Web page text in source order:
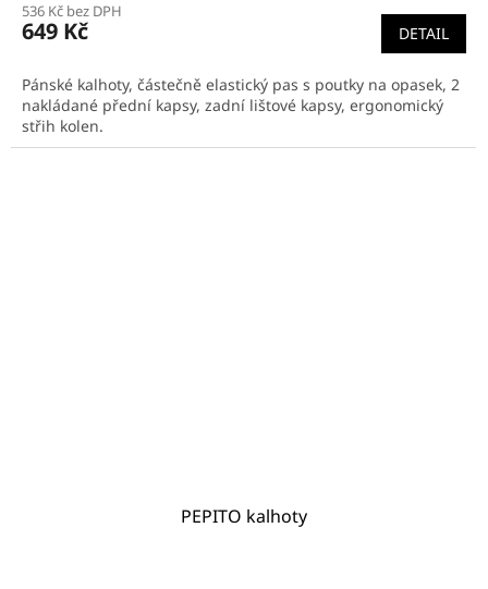
536 Kč bez DPH
649 Kč DETAIL
Pánské kalhoty, částečně elastický pas s poutky na opasek, 2
nakládané přední kapsy, zadní lištové kapsy, ergonomický
střih kolen.
PEPITO kalhoty